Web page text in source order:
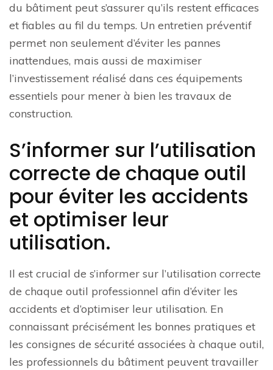
du bâtiment peut s’assurer qu’ils restent efficaces
et fiables au fil du temps. Un entretien préventif
permet non seulement d’éviter les pannes
inattendues, mais aussi de maximiser
l’investissement réalisé dans ces équipements
essentiels pour mener à bien les travaux de
construction.
S’informer sur l’utilisation
correcte de chaque outil
pour éviter les accidents
et optimiser leur
utilisation.
Il est crucial de s’informer sur l’utilisation correcte
de chaque outil professionnel afin d’éviter les
accidents et d’optimiser leur utilisation. En
connaissant précisément les bonnes pratiques et
les consignes de sécurité associées à chaque outil,
les professionnels du bâtiment peuvent travailler